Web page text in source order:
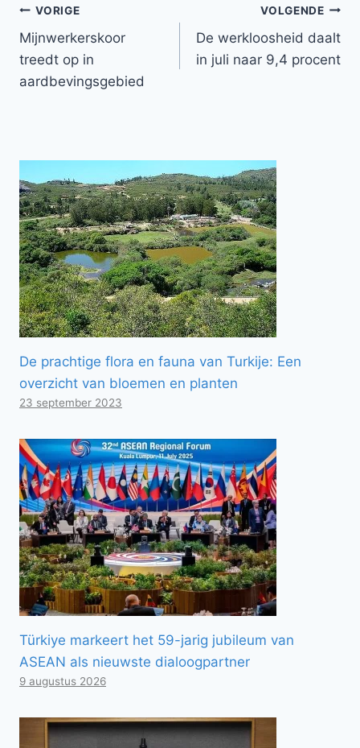
Bericht
navigatie
VORIGE
Mijnwerkerskoor
treedt op in
aardbevingsgebied
VOLGENDE
De werkloosheid daalt
in juli naar 9,4 procent
De prachtige flora en fauna van Turkije: Een
overzicht van bloemen en planten
23 september 2023
Türkiye markeert het 59-jarig jubileum van
ASEAN als nieuwste dialoogpartner
9 augustus 2026